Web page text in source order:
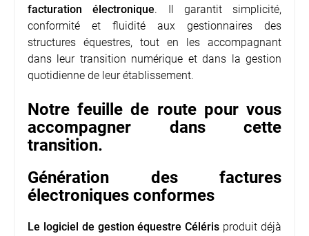
facturation électronique. Il garantit simplicité,
conformité et fluidité aux gestionnaires des
structures équestres, tout en les accompagnant
dans leur transition numérique et dans la gestion
quotidienne de leur établissement.
Notre feuille de route pour vous
accompagner dans cette
transition.
Génération des factures
électroniques conformes
Le logiciel de gestion équestre Céléris produit déjà